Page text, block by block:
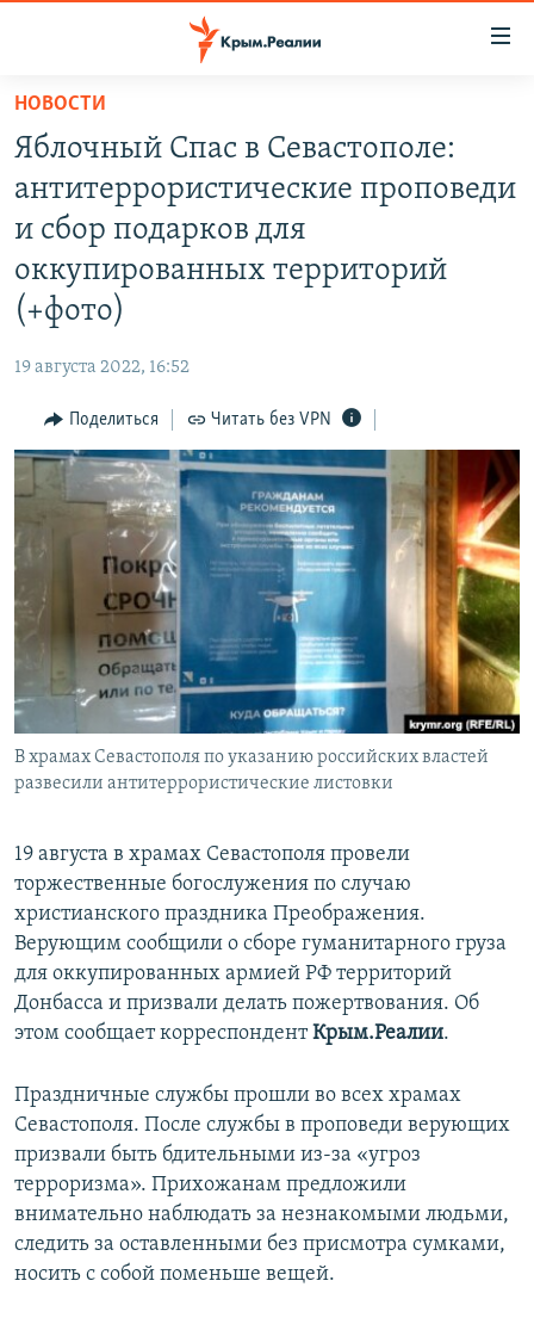
Вернуться
основному
содержанию
Вернутся
главной
навигации
Вернутся
НОВОСТИ
ГРУЗ 200
11 ЛЕТ ОККУПАЦИИ КРЫМА. 11 ИСТОРИЙ СОПРОТИВЛЕНИЯ
ВОДА
ЕЩЕ
ТЕЛЕПРОЕКТ КРЫМ.РЕАЛИИ
СОВЕТЫ ПРАВОЗАЩИТНИКОВ
ПРОПАВШИЕ БЕЗ ВЕСТИ
ПОБЕДИТЕЛЕЙ НЕ СУДЯТ?
КРЫМ.НЕПОКОРЕННЫЙ
ELIFBE
УКРАИНСКАЯ ПРОБЛЕМА КРЫМА
КАК ОБОЙТИ БЛОКИРОВКУ
Українською
Qırımtatar
ПРИСОЕДИНЯЙТЕСЬ!
Все сайты RFE/RL
НОВОСТИ
Яблочный Спас в Севастополе:
антитеррористические проповеди
и сбор подарков для
оккупированных территорий
(+фото)
19 августа 2022, 16:52
Поделиться Читать без VPN
В храмах Севастополя по указанию российских властей
развесили антитеррористические листовки
19 августа в храмах Севастополя провели
торжественные богослужения по случаю
христианского праздника Преображения.
Верующим сообщили о сборе гуманитарного груза
для оккупированных армией РФ территорий
Донбасса и призвали делать пожертвования. Об
этом сообщает корреспондентКрым.Реалии.
Праздничные службы прошли во всех храмах
Севастополя. После службы в проповеди верующих
призвали быть бдительными из-за «угроз
терроризма». Прихожанам предложили
внимательно наблюдать за незнакомыми людьми,
следить за оставленными без присмотра сумками,
носить с собой поменьше вещей.